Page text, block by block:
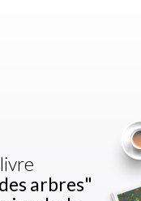
arbres"